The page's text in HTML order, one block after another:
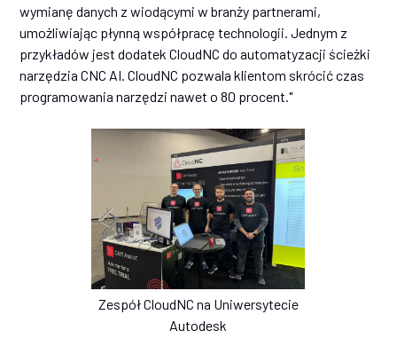
wymianę danych z wiodącymi w branży partnerami,
umożliwiając płynną współpracę technologii. Jednym z
przykładów jest dodatek CloudNC do automatyzacji ścieżki
narzędzia CNC AI. CloudNC pozwala klientom skrócić czas
programowania narzędzi nawet o 80 procent."
Zespół CloudNC na Uniwersytecie
Autodesk